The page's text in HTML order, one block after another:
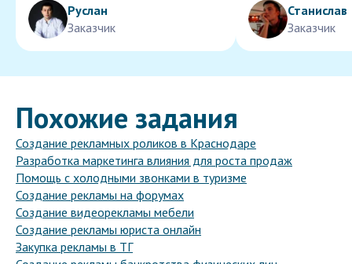
Руслан
Заказчик
Станислав
Заказчик
Похожие задания
Создание рекламных роликов в Краснодаре
Разработка маркетинга влияния для роста продаж
Помощь с холодными звонками в туризме
Создание рекламы на форумах
Создание видеорекламы мебели
Создание рекламы юриста онлайн
Закупка рекламы в ТГ